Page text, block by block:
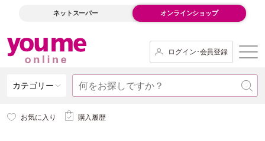
ネットスーパー オンラインショップ
ログイン･会員登録
カテゴリー
お気に入り 購入履歴